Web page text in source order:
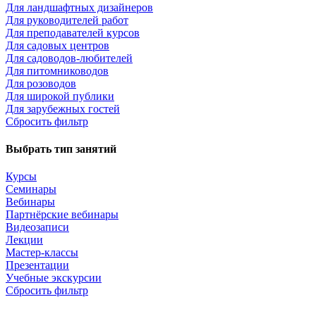
Для ландшафтных дизайнеров
Для руководителей работ
Для преподавателей курсов
Для садовых центров
Для садоводов-любителей
Для питомниководов
Для розоводов
Для широкой публики
Для зарубежных гостей
Сбросить фильтр
Выбрать тип занятий
Курсы
Семинары
Вебинары
Партнёрские вебинары
Видеозаписи
Лекции
Мастер-классы
Презентации
Учебные экскурсии
Сбросить фильтр